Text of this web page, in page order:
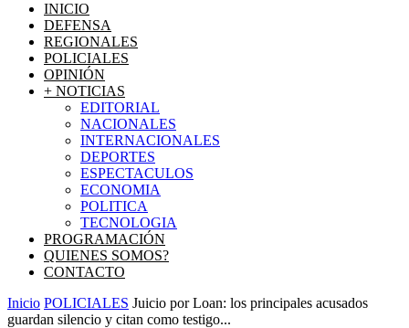
INICIO
DEFENSA
REGIONALES
POLICIALES
OPINIÓN
+ NOTICIAS
EDITORIAL
NACIONALES
INTERNACIONALES
DEPORTES
ESPECTACULOS
ECONOMIA
POLITICA
TECNOLOGIA
PROGRAMACIÓN
QUIENES SOMOS?
CONTACTO
Inicio POLICIALES Juicio por Loan: los principales acusados
guardan silencio y citan como testigo...